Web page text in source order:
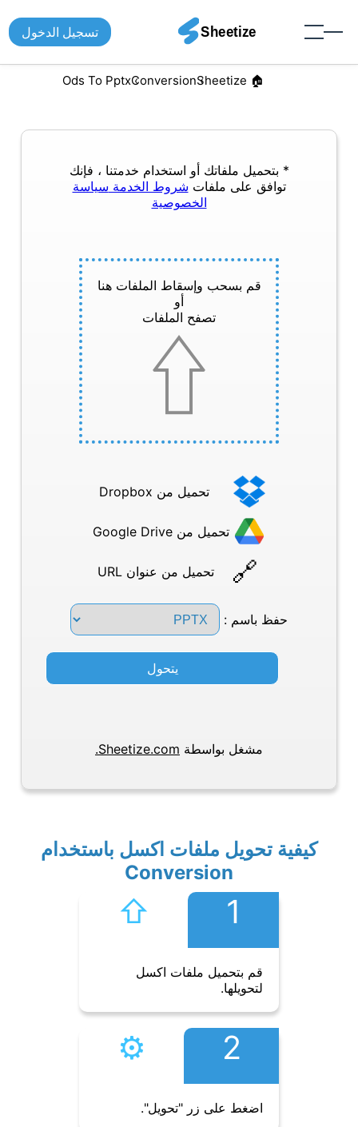
تسجيل الدخول
🏠︎ Sheetize
Conversion
Ods To Pptx
* بتحميل ملفاتك أو استخدام خدمتنا ، فإنك
توافق على ملفات شروط الخدمة سياسة
الخصوصية
قم بسحب وإسقاط الملفات هنا
أو
تصفح الملفات
تحميل من Dropbox
تحميل من Google Drive
تحميل من عنوان URL
حفظ باسم :
يتحول
مشغل بواسطة Sheetize.com.
كيفية تحويل ملفات اكسل باستخدام
Conversion
1
⇧︎
قم بتحميل ملفات اكسل
لتحويلها.
2
⚙︎
اضغط على زر "تحويل".